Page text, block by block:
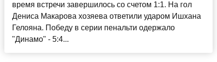
время встречи завершилось со счетом 1:1. На гол
Дениса Макарова хозяева ответили ударом Ишхана
Гелояна. Победу в серии пенальти одержало
"Динамо" - 5:4...